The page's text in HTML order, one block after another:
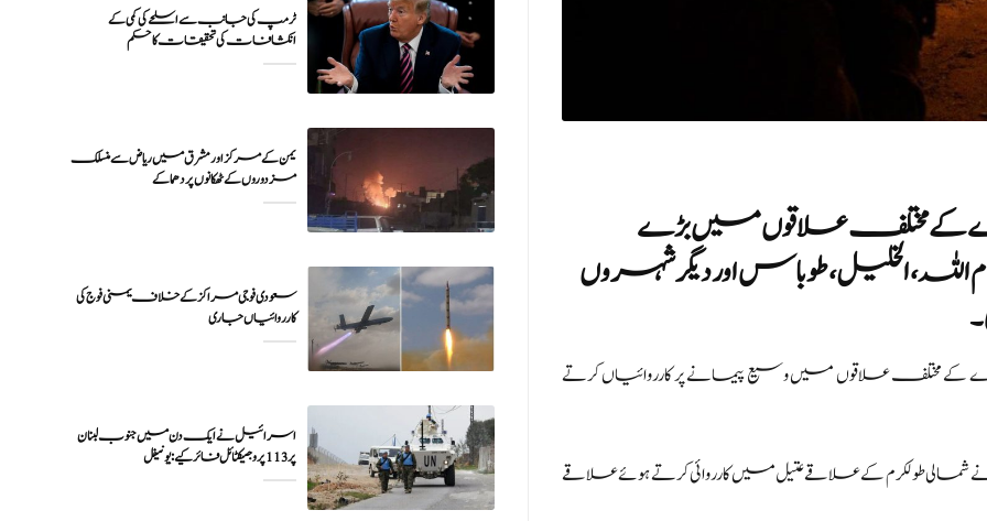
کے مختلف علاقوں میں بڑے
اللہ، الخلیل، طوباس اور دیگر شہروں
کے مختلف علاقوں میں وسیع پیمانے پر کارروائیاں کرتے
طولکرم کے علاقے عتیل میں کارروائی کرتے ہوئے علاقے
ٹرمپ کی جانب سے اسلحے کی کمی کے
انکشافات کی تحقیقات کا حکم
یمن کے مرکز اور مشرق میں ریاض سے منسلک
مزدوروں کے ٹھکانوں پر دھماکے
سعودی فوجی مراکز کے خلاف یمنی فوج کی
اسرائیل نے ایک دن میں جنوب لبنان
پر 113 پروجیکٹائل فائر کیے: یونیفل